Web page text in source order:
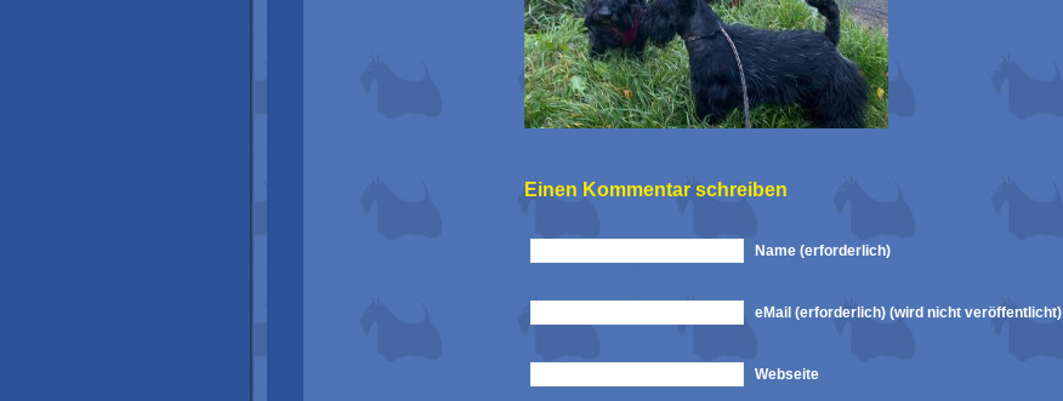
Einen Kommentar schreiben
Name (erforderlich)
eMail (erforderlich) (wird nicht veröffentlicht)
Webseite